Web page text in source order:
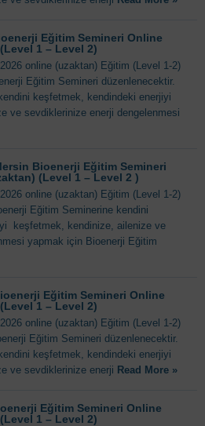
Eğitim Semineri Online
1 – Level 2)
online (uzaktan) Eğitim (Level 1-2)
Eğitim Semineri düzenlenecektir.
keşfetmek, kendindeki enerjiyi
ve sevdiklerinize enerji dengelenmesi
Bioenerji Eğitim Semineri
(Level 1 – Level 2 )
online (uzaktan) Eğitim (Level 1-2)
Eğitim Seminerine kendini
keşfetmek, kendinize, ailenize ve
yapmak için Bioenerji Eğitim
Eğitim Semineri Online
1 – Level 2)
online (uzaktan) Eğitim (Level 1-2)
Eğitim Semineri düzenlenecektir.
keşfetmek, kendindeki enerjiyi
ve sevdiklerinize enerji Read More »
Eğitim Semineri Online
1 – Level 2)